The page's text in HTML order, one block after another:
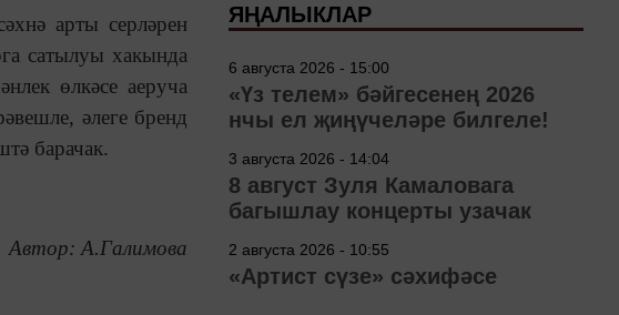
арты серләрен
сатылуы хакында
өлкәсе аеруча
әлеге бренд
барачак.
Автор: А.Галимова
ЯҢАЛЫКЛАР
6 августа 2026 - 15:00
«Үз телем» бәйгесенең 2026
нчы ел җиңүчеләре билгеле!
3 августа 2026 - 14:04
8 август Зуля Камаловага
багышлау концерты узачак
2 августа 2026 - 10:55
«Артист сүзе» сәхифәсе